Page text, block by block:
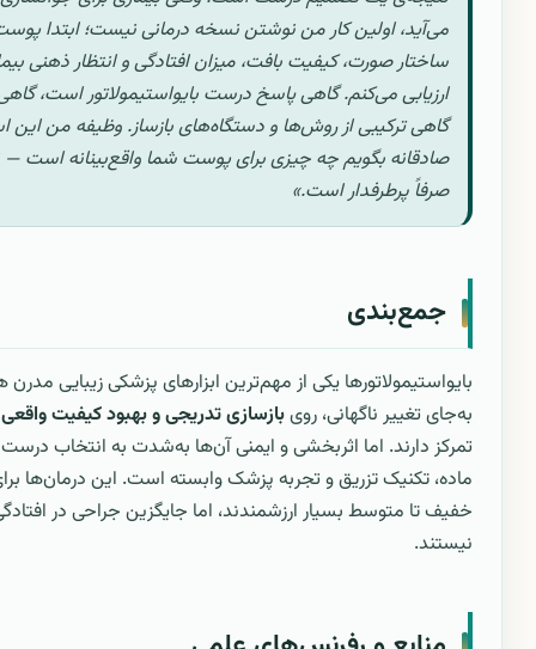
می‌آید، اولین کار من نوشتن نسخه درمانی نیست؛ ابتدا
ساختار صورت، کیفیت بافت، میزان افتادگی و انتظار ذهنی
ارزیابی می‌کنم. گاهی پاسخ درست بایواستیمولاتور است،
گاهی ترکیبی از روش‌ها و دستگاه‌های بازساز. وظیفه من
صادقانه بگویم چه چیزی برای پوست شما واقع‌بینانه است —
صرفاً پرطرفدار است.»
جمع‌بندی
بایواستیمولاتورها یکی از مهم‌ترین ابزارهای پزشکی زیبایی
به‌جای تغییر ناگهانی، رویبازسازی تدریجی و بهبود کیفیت
تمرکز دارند. اما اثربخشی و ایمنی آن‌ها به‌شدت به انتخاب درست
ماده، تکنیک تزریق و تجربه پزشک وابسته است. این درمان‌ها
خفیف تا متوسط بسیار ارزشمندند، اما جایگزین جراحی در
نیستند.